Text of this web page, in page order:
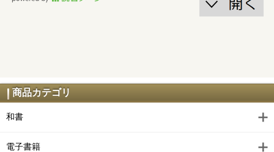
商品カテゴリ
和書
電子書籍